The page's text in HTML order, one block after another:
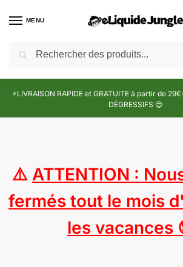
MENU
⚡LIVRAISON RAPIDE et GRATUITE à partir de
DÉGRESSIFS 😍
⚠️ ATTENTION :
fermés tout le mois
les vacances